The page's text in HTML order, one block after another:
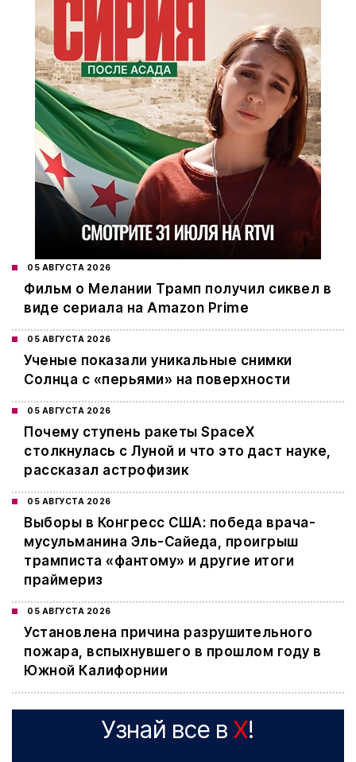
05 АВГУСТА 2026
Фильм о Мелании Трамп получил сиквел в
виде сериала на Amazon Prime
05 АВГУСТА 2026
Ученые показали уникальные снимки
Солнца с «перьями» на поверхности
05 АВГУСТА 2026
Почему ступень ракеты SpaceX
столкнулась с Луной и что это даст науке,
рассказал астрофизик
05 АВГУСТА 2026
Выборы в Конгресс США: победа врача-
мусульманина Эль-Сайеда, проигрыш
трамписта «фантому» и другие итоги
праймериз
05 АВГУСТА 2026
Установлена причина разрушительного
пожара, вспыхнувшего в прошлом году в
Южной Калифорнии
Узнай все в X!